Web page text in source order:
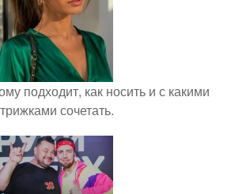
подходит, как носить и с какими
сочетать.